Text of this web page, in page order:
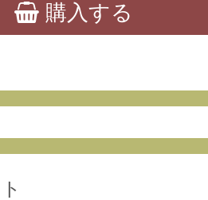
購入する